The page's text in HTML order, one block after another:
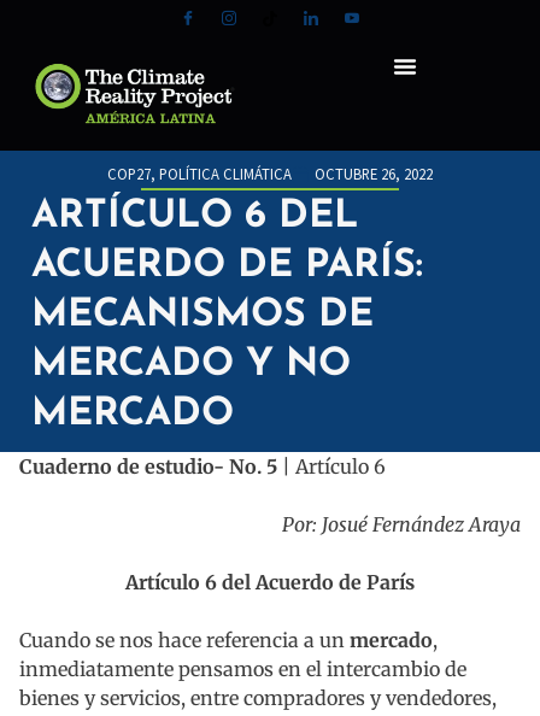
COP27, POLÍTICA CLIMÁTICA OCTUBRE 26, 2022
ARTÍCULO 6 DEL
ACUERDO DE PARÍS:
MECANISMOS DE
MERCADO Y NO
MERCADO
Cuaderno de estudio- No. 5 | Artículo 6
Por: Josué Fernández Araya
Artículo 6 del Acuerdo de París
Cuando se nos hace referencia a un mercado,
inmediatamente pensamos en el intercambio de
bienes y servicios, entre compradores y vendedores,